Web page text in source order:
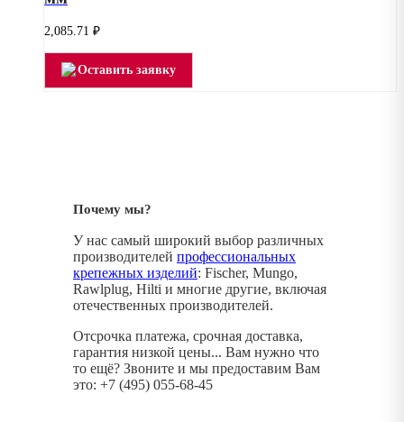
2,085.71 ₽
Оставить заявку
Почему мы?
У нас самый широкий выбор различных
производителей профессиональных
крепежных изделий: Fischer, Mungo,
Rawlplug, Hilti и многие другие, включая
отечественных производителей.
Отсрочка платежа, срочная доставка,
гарантия низкой цены... Вам нужно что
то ещё? Звоните и мы предоставим Вам
это: +7 (495) 055-68-45